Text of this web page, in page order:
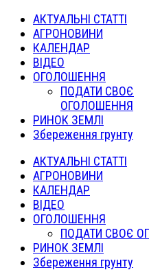
АКТУАЛЬНІ СТАТТІ
АГРОНОВИНИ
КАЛЕНДАР
ВІДЕО
ОГОЛОШЕННЯ
ПОДАТИ СВОЄ
ОГОЛОШЕННЯ
РИНОК ЗЕМЛІ
Збереження грунту
АКТУАЛЬНІ СТАТТІ
АГРОНОВИНИ
КАЛЕНДАР
ВІДЕО
ОГОЛОШЕННЯ
ПОДАТИ СВОЄ
РИНОК ЗЕМЛІ
Збереження грунту